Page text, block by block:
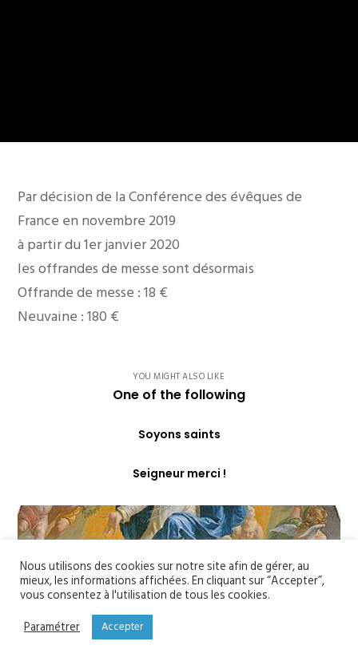
Par décision de la Conférence des évêques de
France en novembre 2019
à partir du 1er janvier 2020
les offrandes de messe sont désormais
Offrande de messe : 18 €
Neuvaine : 180 €
YOU MIGHT ALSO LIKE
One of the following
Soyons saints
Seigneur merci !
Nous utilisons des cookies sur notre site afin de gérer, au
mieux, les informations affichées. En cliquant sur “Accepter”,
vous consentez à l'utilisation de tous les cookies.
Paramétrer
Accepter